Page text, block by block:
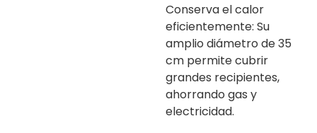
Conserva el calor
eficientemente: Su
amplio diámetro de 35
cm permite cubrir
grandes recipientes,
ahorrando gas y
electricidad.